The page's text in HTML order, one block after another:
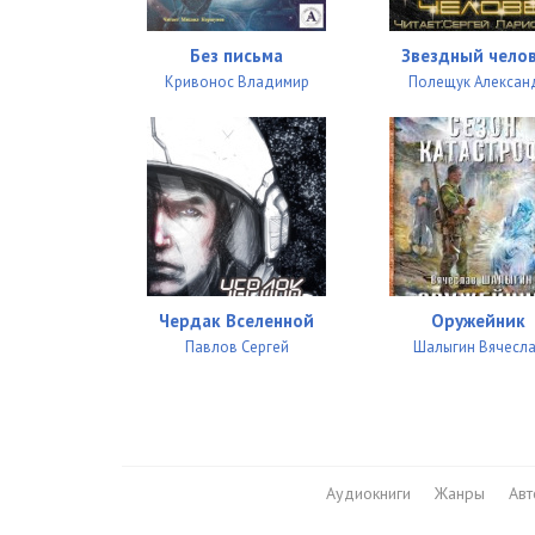
Без письма
Кривонос Владимир
Звездный
Полещук
Чердак Вселенной
Павлов Сергей
Оружейник
Шалыгин
Аудиокниги Жанры